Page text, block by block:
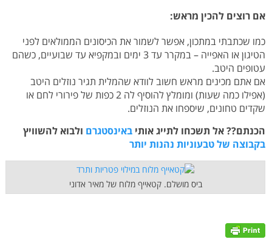
אם רוצים להכין מראש:
כמו שכתבתי במתכון, אפשר לשמור את הכיסונים הממולאים לפני
הטיגון או האפייה – במקרר עד 3 ימים ובמקפיא עד שבועיים, כשהם
עטופים היטב.
אם אתם מכינים מראש חשוב לוודא שהמלית תגיר נוזלים היטב
(אפילו כמה שעות) ומומלץ להוסיף לה 2 כפות של פירורי לחם או
שקדים טחונים, שיספחו את הנוזלים.
הכנתם?? אל תשכחו לתייג אותי באינסטגרם ולבוא להשוויץ
בקבוצה של טבעוניות נהנות יותר
ביס מושלם. קטאייף מלוח של מאיר אדוני